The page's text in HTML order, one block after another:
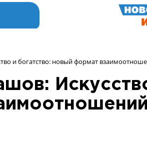
и богатство: новый формат